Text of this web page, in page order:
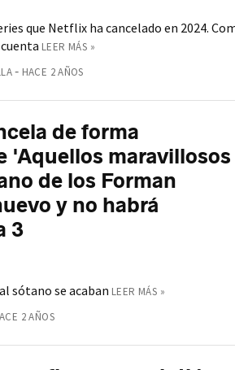
que Netflix ha cancelado en 2024.
LEER MÁS »
HACE 2 AÑOS
de forma
'Aquellos maravillosos
de los Forman
y no habrá
3
sótano se acaban LEER MÁS »
2 AÑOS